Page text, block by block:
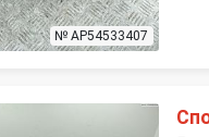
№ AP54533407